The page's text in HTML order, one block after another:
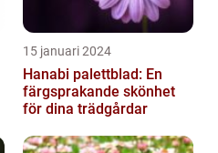
15 januari 2024
Hanabi palettblad: En
färgsprakande skönhet
för dina trädgårdar